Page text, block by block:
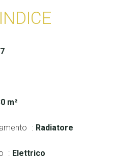
INDICE
m²
Radiatore
Elettrico